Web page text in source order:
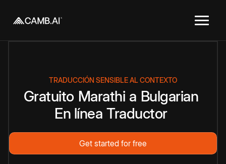
TRADUCCIÓN SENSIBLE AL CONTEXTO
Gratuito Marathi a Bulgarian
En línea Traductor
Get started for free